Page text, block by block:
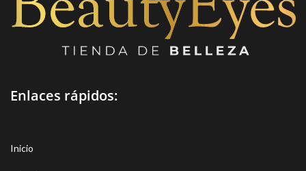
Enlaces rápidos:
Inicio